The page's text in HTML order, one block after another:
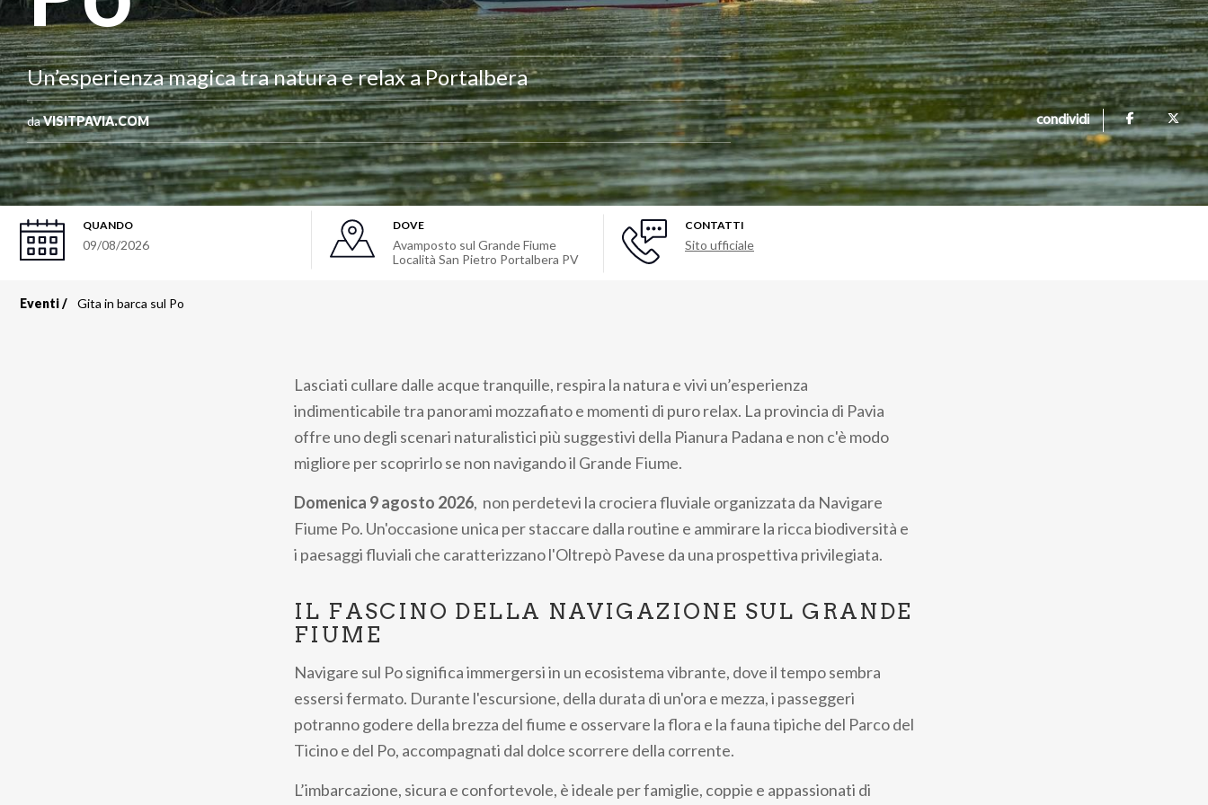
Un’esperienza magica tra natura e relax a Portalbera
daVISITPAVIA.COM condividi
QUANDO
09/08/2026
DOVE
Avamposto sul Grande Fiume
Località San Pietro Portalbera PV
CONTATTI
Sito ufficiale
Eventi Gita in barca sul Po
Lasciati cullare dalle acque tranquille, respira la natura e vivi un’esperienza
indimenticabile tra panorami mozzafiato e momenti di puro relax. La provincia di Pavia
offre uno degli scenari naturalistici più suggestivi della Pianura Padana e non c'è modo
migliore per scoprirlo se non navigando il Grande Fiume.
Domenica 9 agosto 2026, non perdetevi la crociera fluviale organizzata da Navigare
Fiume Po. Un'occasione unica per staccare dalla routine e ammirare la ricca biodiversità e
i paesaggi fluviali che caratterizzano l'Oltrepò Pavese da una prospettiva privilegiata.
IL FASCINO DELLA NAVIGAZIONE SUL GRANDE
FIUME
Navigare sul Po significa immergersi in un ecosistema vibrante, dove il tempo sembra
essersi fermato. Durante l'escursione, della durata di un'ora e mezza, i passeggeri
potranno godere della brezza del fiume e osservare la flora e la fauna tipiche del Parco del
Ticino e del Po, accompagnati dal dolce scorrere della corrente.
L’imbarcazione, sicura e confortevole, è ideale per famiglie, coppie e appassionati di